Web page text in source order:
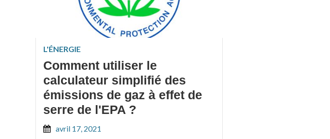
L'ÉNERGIE
Comment utiliser le
calculateur simplifié des
émissions de gaz à effet de
serre de l'EPA ?
avril 17, 2021